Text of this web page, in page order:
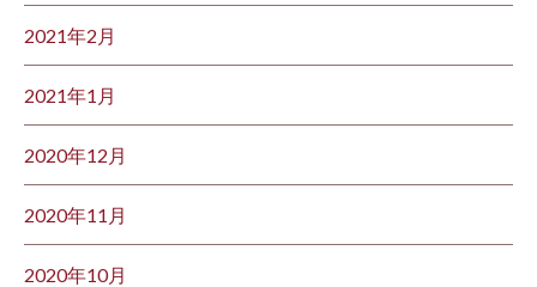
2021年2月
2021年1月
2020年12月
2020年11月
2020年10月